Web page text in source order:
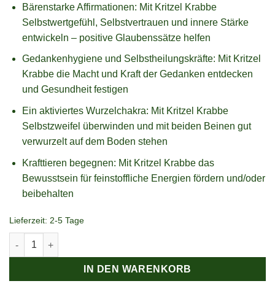
Bärenstarke Affirmationen: Mit Kritzel Krabbe
Selbstwertgefühl, Selbstvertrauen und innere Stärke
entwickeln – positive Glaubenssätze helfen
Gedankenhygiene und Selbstheilungskräfte: Mit Kritzel
Krabbe die Macht und Kraft der Gedanken entdecken
und Gesundheit festigen
Ein aktiviertes Wurzelchakra: Mit Kritzel Krabbe
Selbstzweifel überwinden und mit beiden Beinen gut
verwurzelt auf dem Boden stehen
Krafttieren begegnen: Mit Kritzel Krabbe das
Bewusstsein für feinstoffliche Energien fördern und/oder
beibehalten
Lieferzeit: 2-5 Tage
Kritzel Krabbe, denk dich stark! Menge
IN DEN WARENKORB